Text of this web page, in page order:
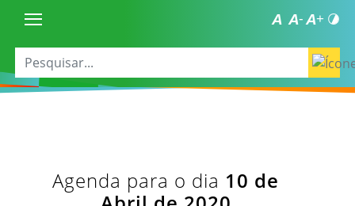
Agenda para o dia 10 de